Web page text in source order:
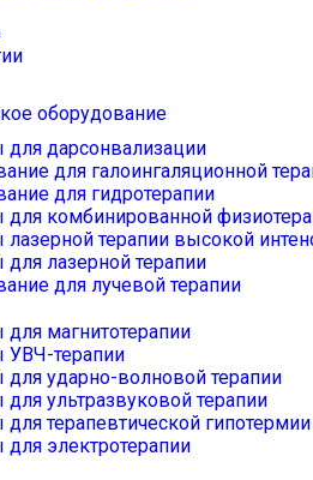
оборудование
для дарсонвализации
для галоингаляционной
для гидротерапии
для комбинированной
лазерной терапии высокой
для лазерной терапии
для лучевой терапии
для магнитотерапии
УВЧ-терапии
для ударно-волновой терапии
для ультразвуковой терапии
для терапевтической
для электротерапии